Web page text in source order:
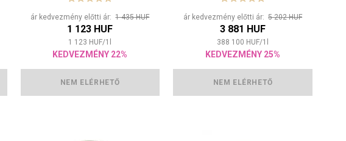
ár kedvezmény előtti ár:1 435 HUF
1 123 HUF
1 123 HUF/1
KEDVEZMÉNY 22%
NEM ELÉRHETŐ
ár kedvezmény előtti ár:5 202 HUF
3 881 HUF
388 100 HUF/1
KEDVEZMÉNY 25%
NEM ELÉRHETŐ